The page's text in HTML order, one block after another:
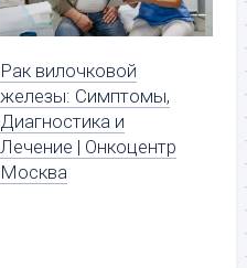
Рак вилочковой
железы: Симптомы,
Диагностика и
Лечение | Онкоцентр
Москва